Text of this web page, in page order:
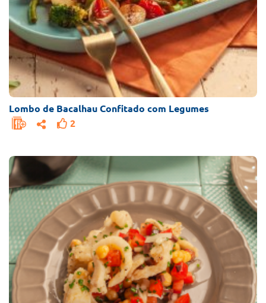
Lombo de Bacalhau Confitado com Legumes
2